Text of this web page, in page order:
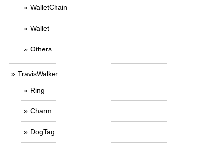
WalletChain
Wallet
Others
TravisWalker
Ring
Charm
DogTag